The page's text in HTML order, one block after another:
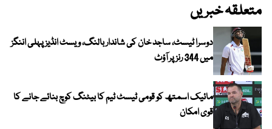
متعلقہ خبریں
دوسرا ٹیسٹ، ساجد خان کی شاندار بالنگ، ویسٹ انڈیز پہلی اننگز
میں 344 رنز پر آؤٹ
مائیک اسمتھ کو قومی ٹیسٹ ٹیم کا بیٹنگ کوچ بنائے جانے کا
قوی امکان